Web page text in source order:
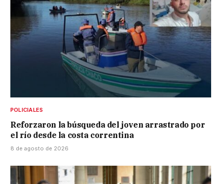
POLICIALES
Reforzaron la búsqueda del joven arrastrado por
el río desde la costa correntina
8 de agosto de 2026